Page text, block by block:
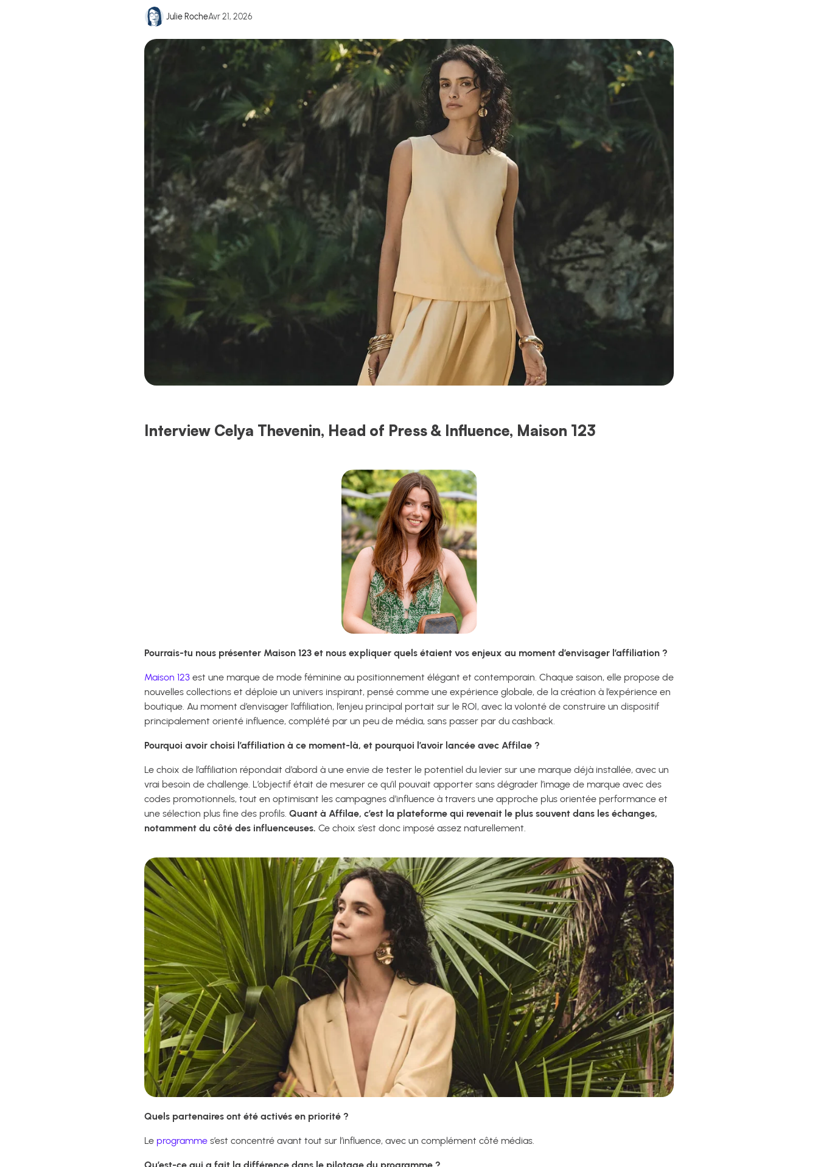
Julie RocheAvr 21, 2026
Interview Celya Thevenin, Head of Press & Influence, Maison 123
Pourrais-tu nous présenter Maison 123 et nous expliquer quels étaient vos enjeux au moment d’envisager l’affiliation ?
Maison 123 est une marque de mode féminine au positionnement élégant et contemporain. Chaque saison, elle propose de
nouvelles collections et déploie un univers inspirant, pensé comme une expérience globale, de la création à l’expérience en
boutique. Au moment d’envisager l’affiliation, l’enjeu principal portait sur le ROI, avec la volonté de construire un dispositif
principalement orienté influence, complété par un peu de média, sans passer par du cashback.
Pourquoi avoir choisi l’affiliation à ce moment-là, et pourquoi l’avoir lancée avec Affilae ?
Le choix de l’affiliation répondait d’abord à une envie de tester le potentiel du levier sur une marque déjà installée, avec un
vrai besoin de challenge. L’objectif était de mesurer ce qu’il pouvait apporter sans dégrader l’image de marque avec des
codes promotionnels, tout en optimisant les campagnes d’influence à travers une approche plus orientée performance et
une sélection plus fine des profils. Quant à Affilae, c’est la plateforme qui revenait le plus souvent dans les échanges,
notamment du côté des influenceuses. Ce choix s’est donc imposé assez naturellement.
Quels partenaires ont été activés en priorité ?
Le programme s’est concentré avant tout sur l’influence, avec un complément côté médias.